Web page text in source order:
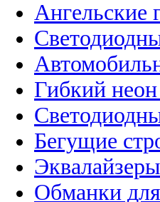
Ангельские
Гибкий
Бегущие
Обманки